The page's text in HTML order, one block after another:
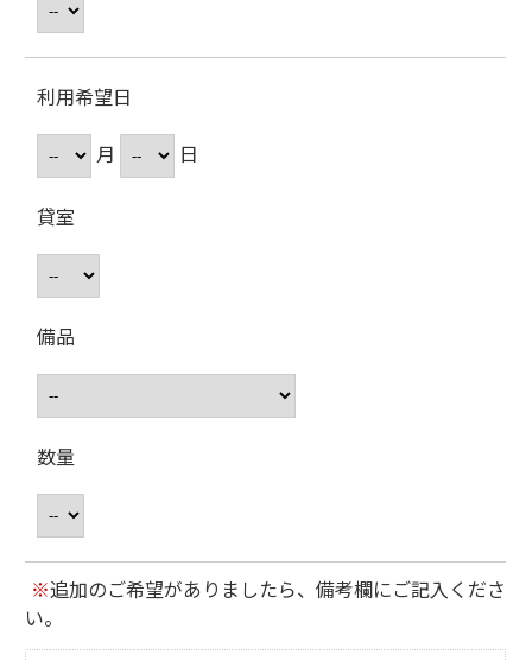
利用希望日
月
日
貸室
備品
数量
※追加のご希望がありましたら、備考欄にご記入くださ
い。